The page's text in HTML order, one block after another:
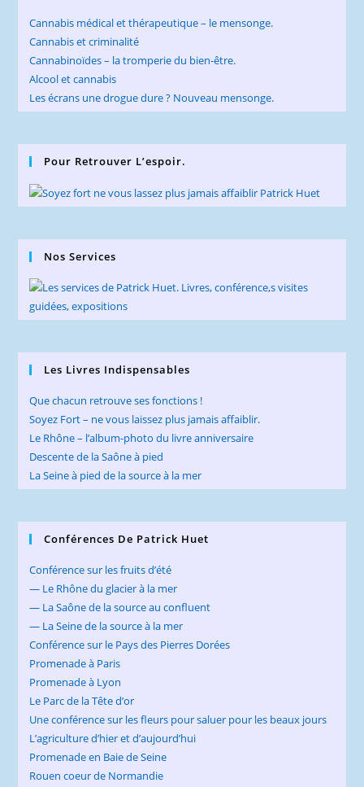
Cannabis médical et thérapeutique – le mensonge.
Cannabis et criminalité
Cannabinoïdes – la tromperie du bien-être.
Alcool et cannabis
Les écrans une drogue dure ? Nouveau mensonge.
Pour Retrouver L’espoir.
Nos Services
Les Livres Indispensables
Que chacun retrouve ses fonctions !
Soyez Fort – ne vous laissez plus jamais affaiblir.
Le Rhône – l’album-photo du livre anniversaire
Descente de la Saône à pied
La Seine à pied de la source à la mer
Conférences De Patrick Huet
Conférence sur les fruits d’été
— Le Rhône du glacier à la mer
— La Saône de la source au confluent
— La Seine de la source à la mer
Conférence sur le Pays des Pierres Dorées
Promenade à Paris
Promenade à Lyon
Le Parc de la Tête d’or
Une conférence sur les fleurs pour saluer pour les beaux jours
L’agriculture d’hier et d’aujourd’hui
Promenade en Baie de Seine
Rouen coeur de Normandie